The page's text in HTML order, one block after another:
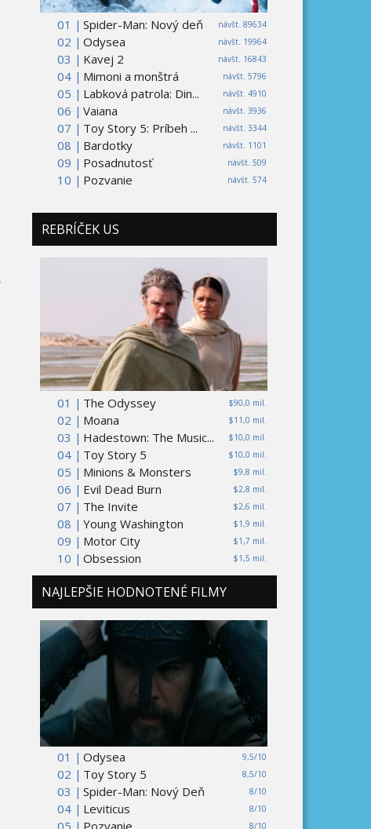
01 | návšt. 89634
Spider-Man: Nový deň
02 |
návšt. 19964
Odysea
03 |
návšt. 16843
Kavej 2
04 |
návšt. 5796
Mimoni a monštrá
05 |
návšt. 4910
Labková patrola: Din...
06 |
návšt. 3936
Vaiana
07 |
návšt. 3344
Toy Story 5: Príbeh ...
08 |
návšt. 1101
Bardotky
09 |
návšt. 509
Posadnutosť
10 |
návšt. 574
Pozvanie
REBRÍČEK US
01 | $90,0 mil.
The Odyssey
02 |
$11,0 mil.
Moana
03 |
$10,0 mil.
Hadestown: The Music...
04 |
$10,0 mil.
Toy Story 5
05 |
$9,8 mil.
Minions & Monsters
06 |
$2,8 mil.
Evil Dead Burn
07 |
$2,6 mil.
The Invite
08 |
$1,9 mil.
Young Washington
09 |
$1,7 mil.
Motor City
10 |
$1,5 mil.
Obsession
NAJLEPŠIE HODNOTENÉ FILMY
01 | 9,5/10
Odysea
02 |
8,5/10
Toy Story 5
03 |
8/10
Spider-Man: Nový Deň
04 |
8/10
Leviticus
8/10